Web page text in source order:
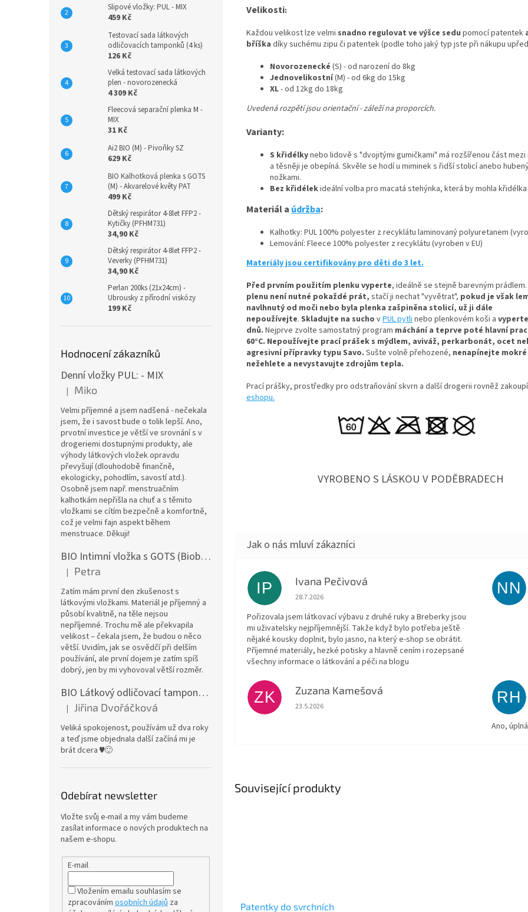
Slipové vložky: PUL - MIX
459 Kč
Testovací sada látkových
odličovacích tamponků (4 ks)
126 Kč
Velká testovací sada látkových
plen - novorozenecká
4 309 Kč
Fleecová separační plenka M -
MIX
31 Kč
Ai2 BIO (M) - Pivoňky SZ
629 Kč
BIO Kalhotková plenka s GOTS
(M) - Akvarelové květy PAT
499 Kč
Dětský respirátor 4-8let FFP2 -
Kytičky (PFHM731)
34,90 Kč
Dětský respirátor 4-8let FFP2 -
Veverky (PFHM731)
34,90 Kč
Perlan 200ks (21x24cm) -
Ubrousky z přírodní viskózy
199 Kč
Hodnocení zákazníků
Denní vložky PUL: - MIX
Hodnocení produktu je 5 z 5 hvězdiček.
| Miko
Velmi příjemné a jsem nadšená - nečekala
jsem, že i savost bude o tolik lepší. Ano,
prvotní investice je větší ve srovnání s v
drogeriemi dostupnými produkty, ale
výhody látkových vložek opravdu
převyšují (dlouhodobě finančně,
ekologicky, pohodlím, savostí atd.).
Osobně jsem např. menstruačním
kalhotkám nepřišla na chuť a s těmito
vložkami se cítím bezpečně a komfortně,
což je velmi fajn aspekt během
menstruace. Děkuji!
BIO Intimní vložka s GOTS (Biobavlněný úplet) - Malované pivoňky v hořčicové
Hodnocení produktu je 5 z 5 hvězdiček.
| Petra
Zatím mám první den zkušenost s
látkovými vložkami. Materiál je příjemný a
působí kvalitně, na těle nejsou
nepříjemné. Trochu mě ale překvapila
velikost – čekala jsem, že budou o něco
větší. Uvidím, jak se osvědčí při delším
používání, ale první dojem je zatím spíš
dobrý, jen by mi vyhovoval větší rozměr.
BIO Látkový odličovací tamponek: Barevné bambusovo-biobavlněné froté
Hodnocení produktu je 5 z 5 hvězdiček.
| Jiřina Dvořáčková
Veliká spokojenost, používám už dva roky
a teď jsme objednala další začíná mi je
brát dcera ♥️🙂
Odebírat newsletter
Vložte svůj e-mail a my vám budeme
zasílat informace o nových produktech na
našem e-shopu.
E-mail
Vložením emailu souhlasím se
zpracováním osobních údajů za
Související produkty
Patentky do svrchních
Velikosti:
Každou velikost lze velmi snadno regulovat ve výšce sedu pomocí patentek
bříška díky suchému zipu či patentek (podle toho jaký typ jste při nákupu
Novorozenecké (S) - od narození do 8kg
Jednovelikostní(M) - od 6kg do 15kg
XL- od 12kg do 18kg
Uvedená rozpětí jsou orientační - záleží na proporcích.
Varianty:
S křidélkynebo lidově s "dvojitými gumičkami" má rozšířenou část mezi
a těsněji je obepíná. Skvěle se hodí u miminek s řidší stolicí anebo
nožkami.
Bez křidélekideální volba pro macatá stehýnka, která by mohla
Materiál a údržba:
Kalhotky: PUL 100% polyester z recyklátu laminovaný polyuretanem
Lemování: Fleece 100% polyester z recyklátu (vyroben v EU)
Materiály jsou certifikovány pro děti do 3 let.
Před prvním použitím plenku vyperte, ideálně se stejně barevným prádlem.
plenu není nutné pokaždé prát, stačí ji nechat "vyvětrat", pokud je však
navlhnutý od moči nebo byla plenka zašpiněna stolicí, už ji dále
nepoužívejte. Skladujte na sucho vPUL pytlinebo plenkovém koši a
dnů. Nejprve zvolte samostatný program máchání a teprve poté hlavní
60°C. Nepoužívejte prací prášek s mýdlem, aviváž, perkarbonát, ocet
agresivní přípravky typu Savo. Sušte volně přehozené, nenapínejte mokré
nežehlete a nevystavujte zdrojům tepla.
Prací prášky, prostředky pro odstraňování skvrn a další drogerii rovněž
eshopu.
VYROBENO S LÁSKOU V PODĚBRADECH
IP Ivana Pečivová
Hodnocení obchodu je 5 z 5 hvězdiček.
28.7.2026
Pořizovala jsem látkovací výbavu z druhé ruky a Breberky jsou
mi uživatelsky nejpříjemnější. Takže když bylo potřeba ještě
nějaké kousky doplnit, bylo jasno, na který e-shop se obrátit.
Příjemné materiály, hezké potisky a hlavně cením i rozepsané
všechny informace o látkování a péči na blogu
NN
ZK Zuzana Kamešová
Hodnocení obchodu je 5 z 5 hvězdiček.
23.5.2026
RH
Ano,